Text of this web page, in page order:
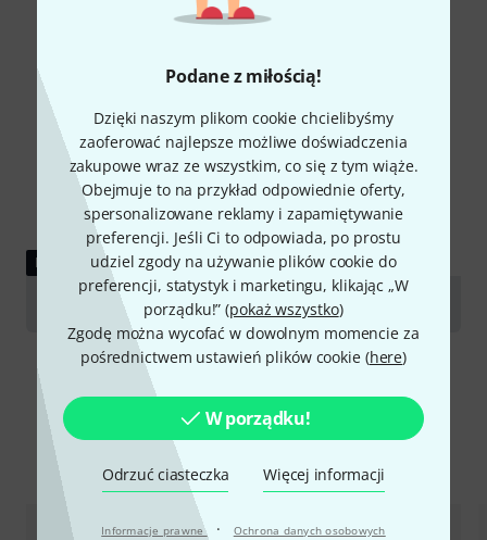
Podane z miłością!
Dzięki naszym plikom cookie chcielibyśmy
zaoferować najlepsze możliwe doświadczenia
zakupowe wraz ze wszystkim, co się z tym wiąże.
Obejmuje to na przykład odpowiednie oferty,
spersonalizowane reklamy i zapamiętywanie
preferencji. Jeśli Ci to odpowiada, po prostu
udziel zgody na używanie plików cookie do
preferencji, statystyk i marketingu, klikając „W
porządku!” (pokaż wszystko)
Zgodę można wycofać w dowolnym momencie za
pośrednictwem ustawień plików cookie (here)
W porządku!
Odrzuć ciasteczka Więcej informacji
Informacje prawne · Ochrona danych osobowych
POBIERZ
User manual
Porównaj opcje